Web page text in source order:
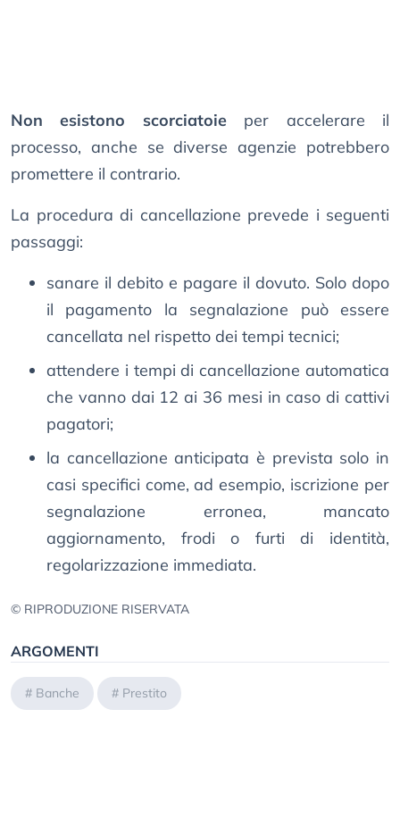
Non esistono scorciatoieper accelerare il
processo, anche se diverse agenzie potrebbero
promettere il contrario.
La procedura di cancellazione prevede i seguenti
passaggi:
sanare il debito e pagare il dovuto. Solo dopo
il pagamento la segnalazione può essere
cancellata nel rispetto dei tempi tecnici;
attendere i tempi di cancellazione automatica
che vanno dai 12 ai 36 mesi in caso di cattivi
pagatori;
la cancellazione anticipata è prevista solo in
casi specifici come, ad esempio, iscrizione per
segnalazione erronea, mancato
aggiornamento, frodi o furti di identità,
regolarizzazione immediata.
© RIPRODUZIONE RISERVATA
ARGOMENTI
# Banche # Prestito